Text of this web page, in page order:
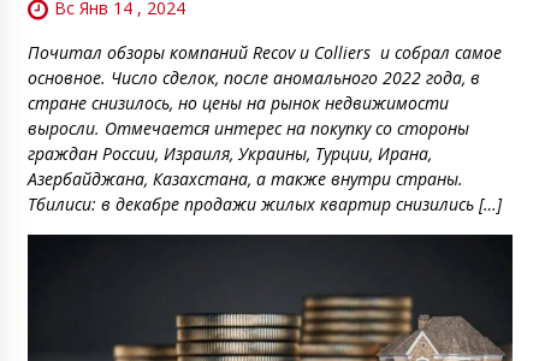
Вс Янв 14 , 2024
Почитал обзоры компаний Recov и Colliers и собрал самое
основное. Число сделок, после аномального 2022 года, в
стране снизилось, но цены на рынок недвижимости
выросли. Отмечается интерес на покупку со стороны
граждан России, Израиля, Украины, Турции, Ирана,
Азербайджана, Казахстана, а также внутри страны.
Тбилиси: в декабре продажи жилых квартир снизились […]